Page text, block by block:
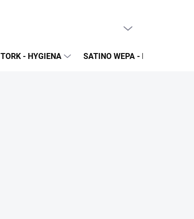
TORK - HYGIENA SATINO WEPA - NÁPLNE A